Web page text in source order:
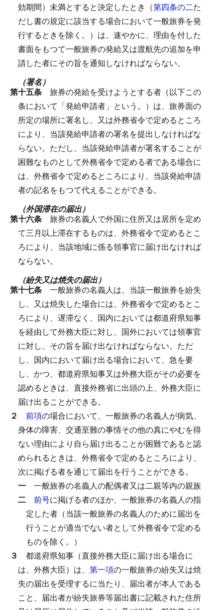
効期間）未満とすると決定したとき（第四条の二た
だし書の規定に該当する場合において一般旅券を発
行するときを除く。）は、速やかに、理由を付した
書面をもつて一般旅券の発給又は渡航先の追加を申
請した者にその旨を通知しなければならない。
（署名）
第十五条 旅券の発給を受けようとする者（以下この
条において「発給申請者」という。）は、旅券面の
所定の場所に署名し、又は外務省令で定めるところ
により、当該発給申請者の署名を提出しなければな
らない。 ただし、当該発給申請者が署名することが
困難なものとして外務省令で定める者である場合に
は、外務省令で定めるところにより、当該発給申請
者の記名をもつて代えることができる。
（外国滞在の届出）
第十六条 旅券の名義人で外国に住所又は居所を定め
て三月以上滞在するものは、外務省令で定めるとこ
ろにより、当該地域に係る領事官に届け出なければ
ならない。
（紛失又は焼失の届出）
第十七条 一般旅券の名義人は、当該一般旅券を紛失
し、又は焼失した場合には、外務省令で定めるとこ
ろにより、遅滞なく、国内においては都道府県知事
を経由して外務大臣に対し、国外においては領事官
に対し、その旨を届け出なければならない。 ただ
し、国内において届け出る場合において、急を要
し、かつ、都道府県知事又は外務大臣がその必要を
認めるときは、直接外務省に出頭の上、外務大臣に
届け出ることができる。
２ 前項の場合において、一般旅券の名義人が病気、
身体の障害、交通至難の事情その他の真にやむを得
ない理由により自ら届け出ることが困難であると認
められるときは、外務省令で定めるところにより、
次に掲げる者を通じて届出を行うことができる。
一 一般旅券の名義人の配偶者又は二親等内の親族
二 前号に掲げる者のほか、一般旅券の名義人の指
定した者（当該一般旅券の名義人のために届出を
行うことが適当でない者として外務省令で定める
ものを除く。）
３ 都道府県知事（直接外務大臣に届け出る場合に
は、外務大臣）は、 第一項の一般旅券の紛失又は焼
失の届出を受理するに当たり、届出者が本人である
こと、届出者が紛失旅券等届出書に記載された住所